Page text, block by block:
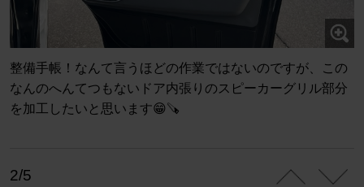
整備手帳！なんて言うほどの作業ではないのですが、この
なんのへんてつもないドア内張りのスピーカーグリル部分
を加工したいと思います😁🪚
2/5